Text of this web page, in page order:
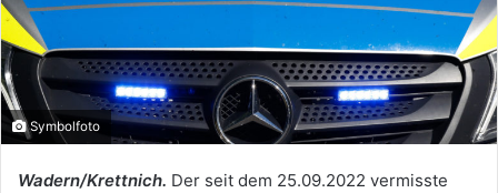
Symbolfoto
Wadern/Krettnich. Der seit dem 25.09.2022 vermisste